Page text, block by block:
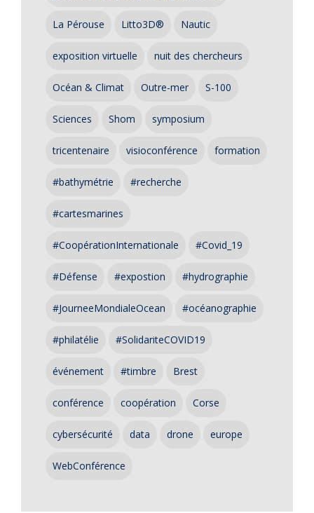
La Pérouse Litto3D® Nautic
exposition virtuelle nuit des chercheurs
Océan & Climat Outre-mer S-100
Sciences Shom symposium
tricentenaire visioconférence formation
#bathymétrie #recherche
#cartesmarines
#CoopérationInternationale #Covid_19
#Défense #expostion #hydrographie
#JourneeMondialeOcean #océanographie
#philatélie #SolidariteCOVID19
événement #timbre Brest
conférence coopération Corse
cybersécurité data drone europe
WebConférence